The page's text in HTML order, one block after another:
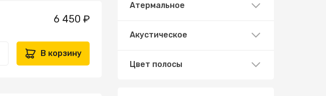
6 450 ₽
В корзину
Атермальное
Акустическое
Цвет полосы